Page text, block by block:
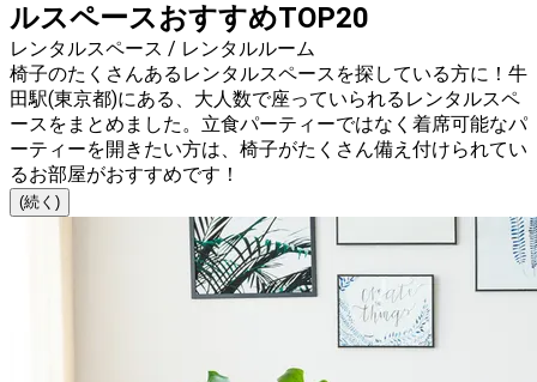
ルスペースおすすめTOP20
レンタルスペース / レンタルルーム
椅子のたくさんあるレンタルスペースを探している方に！牛
田駅(東京都)にある、大人数で座っていられるレンタルスペ
ースをまとめました。立食パーティーではなく着席可能なパ
ーティーを開きたい方は、椅子がたくさん備え付けられてい
るお部屋がおすすめです！
(続く)